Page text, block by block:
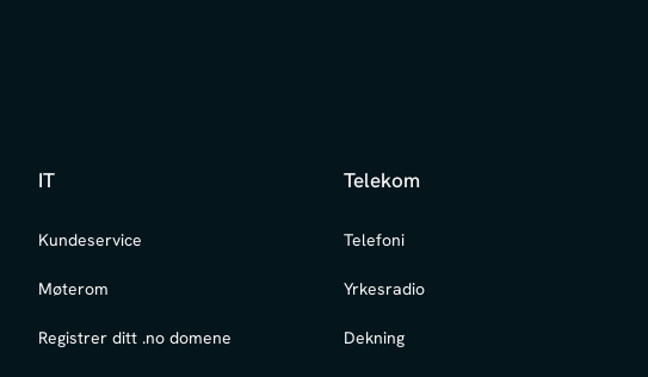
IT
Kundeservice
Møterom
Registrer ditt .no domene
Telekom
Telefoni
Yrkesradio
Dekning